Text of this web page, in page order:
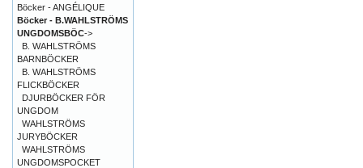
Böcker - ANGÉLIQUE
Böcker - B.WAHLSTRÖMS
UNGDOMSBÖC->
B. WAHLSTRÖMS
BARNBÖCKER
B. WAHLSTRÖMS
FLICKBÖCKER
DJURBÖCKER FÖR
UNGDOM
WAHLSTRÖMS
JURYBÖCKER
WAHLSTRÖMS
UNGDOMSPOCKET